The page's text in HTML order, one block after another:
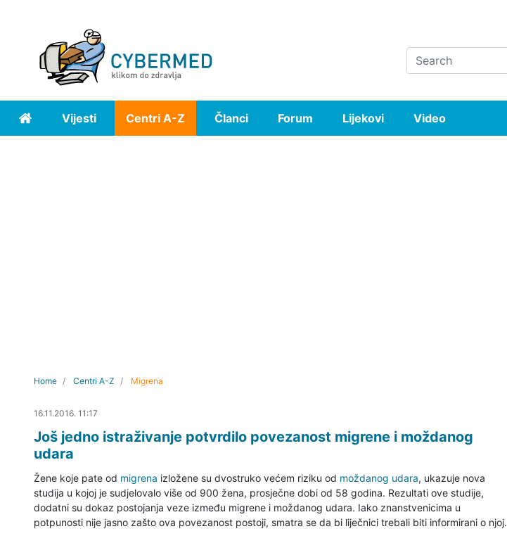
Search
Home Vijesti Centri A-Z Članci Forum Lijekovi Video
Home Centri A-Z Migrena
16.11.2016. 11:53
16.11.2016. 11:17
Još jedno istraživanje potvrdilo povezanost migrene i moždanog
udara
Žene koje pate od migrena izložene su dvostruko većem riziku od moždanog udara, ukazuje nova
studija u kojoj je sudjelovalo više od 900 žena, prosječne dobi od 58 godina. Rezultati ove studije,
dodatni su dokaz postojanja veze između migrene i moždanog udara. Iako znanstvenicima u
potpunosti nije jasno zašto ova povezanost postoji, smatra se da bi liječnici trebali biti informirani o njoj.